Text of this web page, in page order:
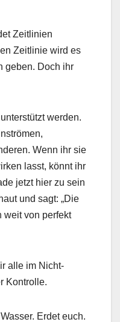
Zeitlinien
Zeitlinie wird es
geben. Doch ihr
werden.
Wenn ihr sie
lasst, könnt ihr
jetzt hier zu sein
und sagt: „Die
weit von perfekt
alle im Nicht-
Kontrolle.
Erdet euch.